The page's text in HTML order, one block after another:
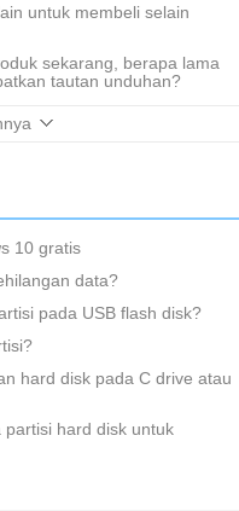
untuk membeli selain
sekarang, berapa lama
tautan unduhan?
10 gratis
data?
pada USB flash disk?
hard disk pada C drive atau
partisi hard disk untuk